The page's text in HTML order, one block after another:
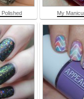
Polished My